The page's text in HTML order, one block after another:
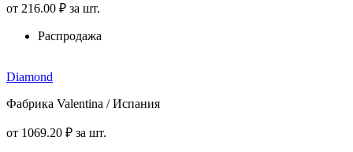
от 216.00 ₽ за шт.
Распродажа
Diamond
Фабрика Valentina / Испания
от 1069.20 ₽ за шт.